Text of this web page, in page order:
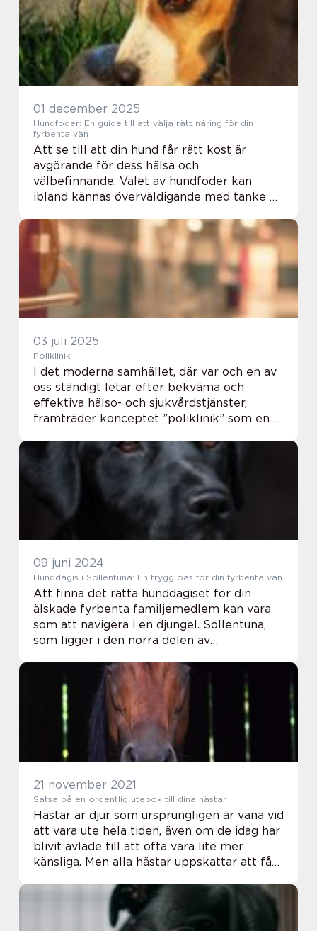
01 december 2025
Hundfoder: En guide till att välja rätt näring för din
fyrbenta vän
Att se till att din hund får rätt kost är
avgörande för dess hälsa och
välbefinnande. Valet av hundfoder kan
ibland kännas överväldigande med tanke på
03 juli 2025
Poliklinik
I det moderna samhället, där var och en av
oss ständigt letar efter bekväma och
effektiva hälso- och sjukvårdstjänster,
framträder konceptet ”poliklinik” som en
09 juni 2024
Hunddagis i Sollentuna: En trygg oas för din fyrbenta vän
Att finna det rätta hunddagiset för din
älskade fyrbenta familjemedlem kan vara
som att navigera i en djungel. Sollentuna,
som ligger i den norra delen av
mängd alternativ när det g&a...
21 november 2021
Satsa på en ordentlig utebox till dina hästar
Hästar är djur som ursprungligen är vana vid
att vara ute hela tiden, även om de idag har
blivit avlade till att ofta vara lite mer
känsliga. Men alla hästar uppskattar att få
där som de kan känna sig fria, f...